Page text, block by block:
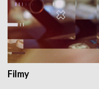
Filmy